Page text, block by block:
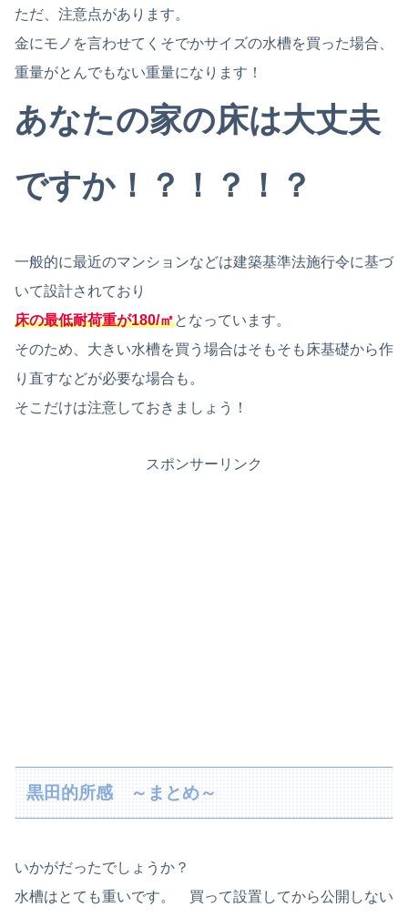
ただ、注意点があります。
金にモノを言わせてくそでかサイズの水槽を買った場合、
重量がとんでもない重量になります！
あなたの家の床は大丈夫
ですか！？！？！？
一般的に最近のマンションなどは建築基準法施行令に基づ
いて設計されており
床の最低耐荷重が180/㎡となっています。
そのため、大きい水槽を買う場合はそもそも床基礎から作
り直すなどが必要な場合も。
そこだけは注意しておきましょう！
スポンサーリンク
黒田的所感 ～まとめ～
いかがだったでしょうか？
水槽はとても重いです。 買って設置してから公開しない